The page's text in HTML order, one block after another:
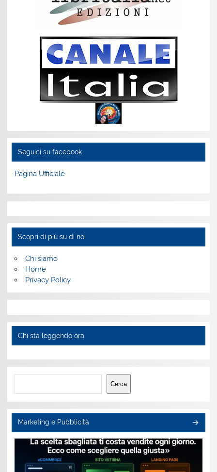
Seguici su facebook
Pagina Ufficiale
Scopri di più su di noi
Chi siamo
Home
Privacy Policy
Chi sta leggendo ora
Cerca
Cerca
Marketing e Pubblicità